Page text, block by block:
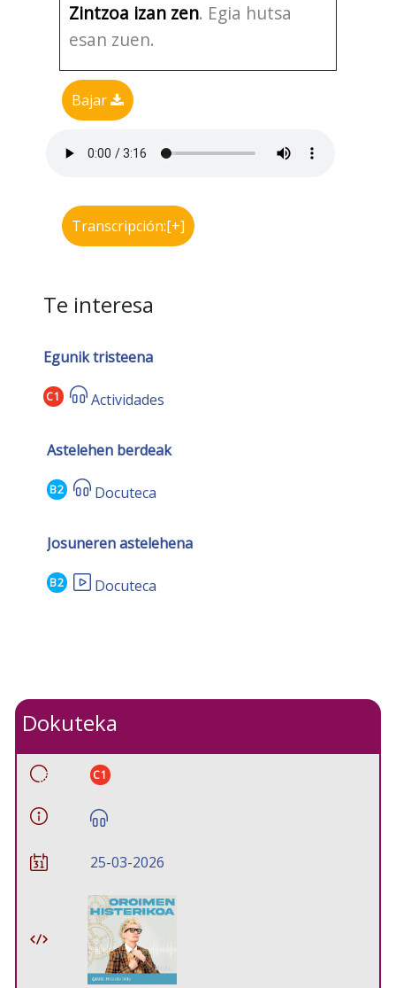
Zintzoa izan zen. Egia hutsa
esan zuen.
Bajar
Transcripción:[+]
Te interesa
Egunik tristeena
C1 Actividades
Astelehen berdeak
B2 Docuteca
Josuneren astelehena
B2 Docuteca
Dokuteka
C1
25-03-2026